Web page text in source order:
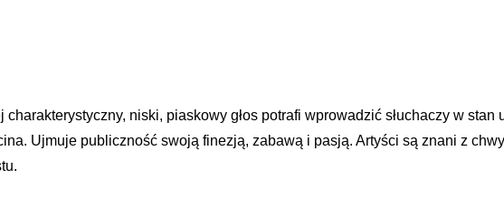
niski, piaskowy głos potrafi wprowadzić słuchaczy w stan
Ujmuje publiczność swoją finezją, zabawą i pasją. Artyści są znani z